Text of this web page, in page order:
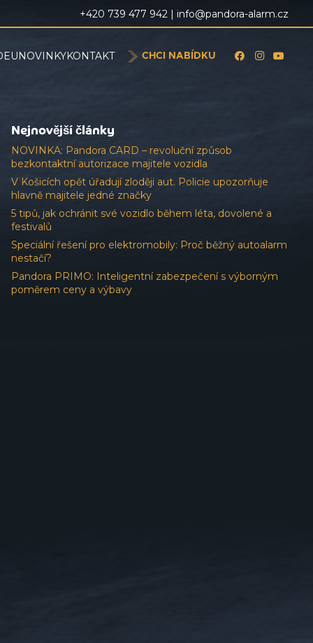
+420 739 477 942 | info@pandora-alarm.cz
NOVINKYKONTAKT CHCI NABÍDKU
Nejnovější články
NOVINKA: Pandora CARD – revoluční způsob
bezkontaktní autorizace majitele vozidla
V Košicích opět úřadují zloději aut. Policie upozorňuje
hlavně majitele jedné značky
5 tipů, jak ochránit své vozidlo během léta, dovolené a
festivalů
Speciální řešení pro elektromobily: Proč běžný autoalarm
nestačí?
Pandora PRIMO: Inteligentní zabezpečení s výborným
poměrem ceny a výbavy